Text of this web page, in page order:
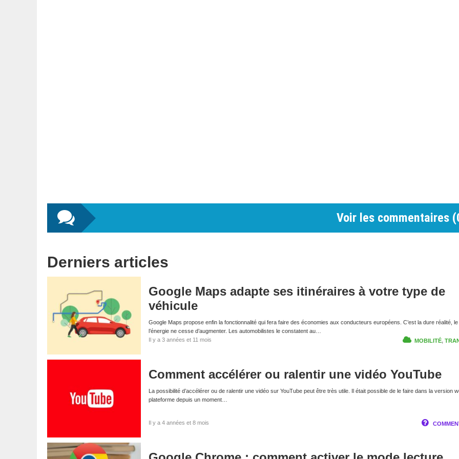
Voir les commentaires (
Derniers articles
Google Maps adapte ses itinéraires à votre type de
véhicule
Google Maps propose enfin la fonctionnalité qui fera faire des économies aux conducteurs européens. C’est la dure réalité,
l’énergie ne cesse d’augmenter. Les automobilistes le constatent au…
Il y a 3 années et 11 mois
MOBILITÉ,
Comment accélérer ou ralentir une vidéo YouTube
La possibilité d’accélérer ou de ralentir une vidéo sur YouTube peut être très utile. Il était possible de le faire dans la version
plateforme depuis un moment…
Il y a 4 années et 8 mois